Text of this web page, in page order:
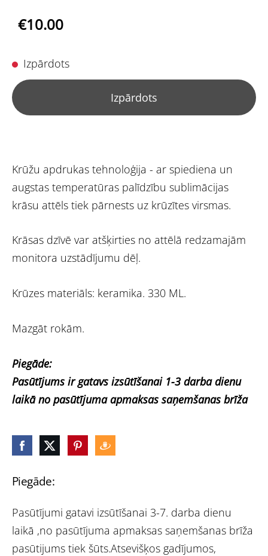
Piegāde:
Pasūtījumi gatavi izsūtīšanai 3-7. darba dienu
laikā ,no pasūtījuma apmaksas saņemšanas brīža
pasūtijums tiek šūts.Atsevišķos gadījumos,
€10.00
Izpārdots
Izpārdots
Krūžu apdrukas tehnoloģija - ar spiediena un
augstas temperatūras palīdzību sublimācijas
krāsu attēls tiek pārnests uz krūzītes virsmas.
Krāsas dzīvē var atšķirties no attēlā redzamajām
monitora uzstādījumu dēļ.
Krūzes materiāls: keramika. 330 ML.
Mazgāt rokām.
Piegāde:
Pasūtījums ir gatavs izsūtīšanai 1-3 darba dienu
laikā no pasūtījuma apmaksas saņemšanas brīža